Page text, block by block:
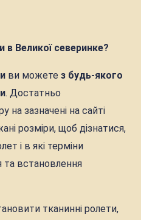
в Великої северинке?
ви можете з будь-якого
. Достатньо
зазначені на сайті
розміри, щоб дізнатися,
і в які терміни
та встановлення
тканинні ролети,